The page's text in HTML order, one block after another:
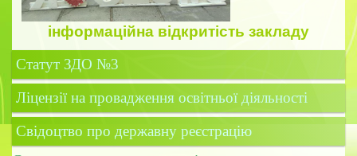
інформаційна відкритість закладу
Статут ЗДО №3
Ліцензії на провадження освітньої діяльності
Свідоцтво про державну реєстрацію